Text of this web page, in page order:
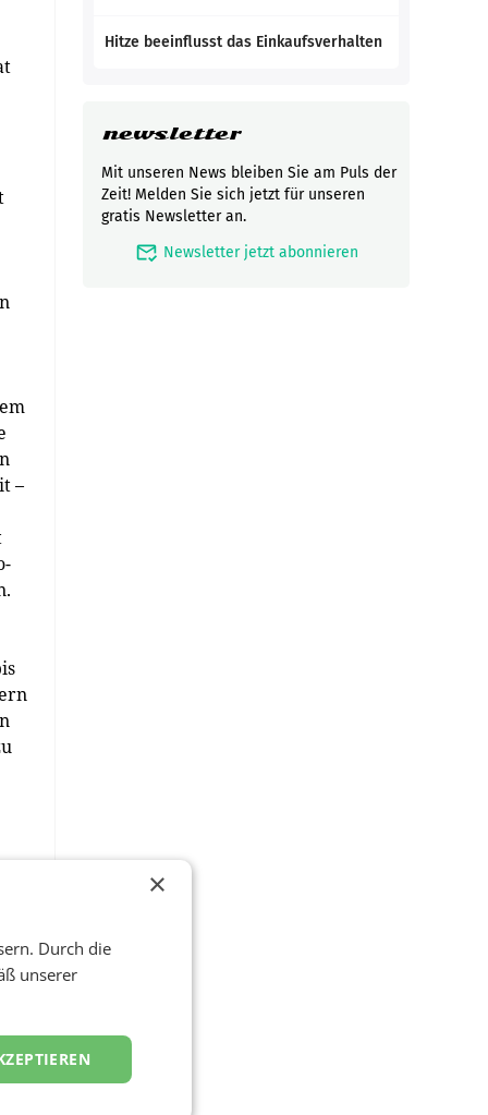
–
Hitze beeinflusst das Einkaufsverhalten
newsletter
Mit unseren News bleiben Sie am Puls der
Zeit! Melden Sie sich jetzt für unseren
gratis Newsletter an.
mark_email_read Newsletter jetzt abonnieren
×
Durch die
unserer